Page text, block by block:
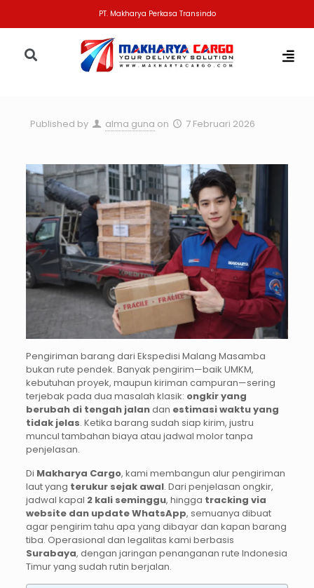
PT. Makharya Perkasa Transindo
Published by alma guna on 7 Februari 2026
Pengiriman barang dari Ekspedisi Malang Masamba
bukan rute pendek. Banyak pengirim—baik UMKM,
kebutuhan proyek, maupun kiriman campuran—sering
terjebak pada dua masalah klasik: ongkir yang
berubah di tengah jalandan estimasi waktu yang
tidak jelas. Ketika barang sudah siap kirim, justru
muncul tambahan biaya atau jadwal molor tanpa
penjelasan.
Di Makharya Cargo, kami membangun alur pengiriman
laut yang terukur sejak awal. Dari penjelasan ongkir,
jadwal kapal 2 kali seminggu, hingga tracking via
website dan update WhatsApp, semuanya dibuat
agar pengirim tahu apa yang dibayar dan kapan barang
tiba. Operasional dan legalitas kami berbasis
Surabaya, dengan jaringan penanganan rute Indonesia
Timur yang sudah rutin berjalan.